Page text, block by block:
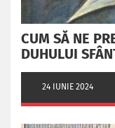
CUM SĂ NE
DUHULUI
24 IUNIE 2024